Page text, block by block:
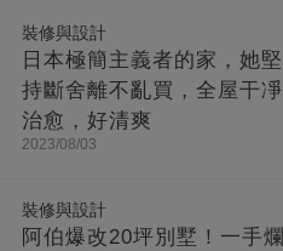
裝修與設計
日本極簡主義者的家，她堅
持斷舍離不亂買，全屋干凈
治愈，好清爽
2023/08/03
裝修與設計
阿伯爆改20坪別墅！一手爛